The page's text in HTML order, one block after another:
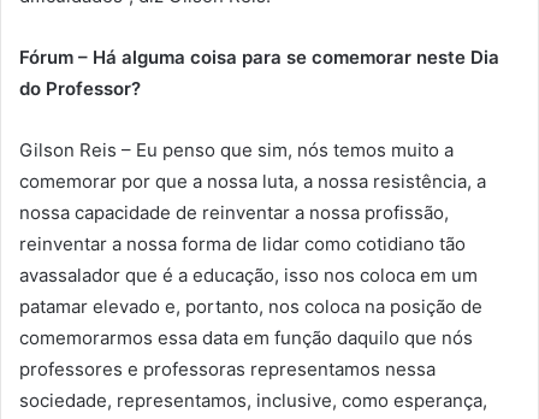
Fórum – Há alguma coisa para se comemorar neste Dia
do Professor?
Gilson Reis – Eu penso que sim, nós temos muito a
comemorar por que a nossa luta, a nossa resistência, a
nossa capacidade de reinventar a nossa profissão,
reinventar a nossa forma de lidar como cotidiano tão
avassalador que é a educação, isso nos coloca em um
patamar elevado e, portanto, nos coloca na posição de
comemorarmos essa data em função daquilo que nós
professores e professoras representamos nessa
sociedade, representamos, inclusive, como esperança,